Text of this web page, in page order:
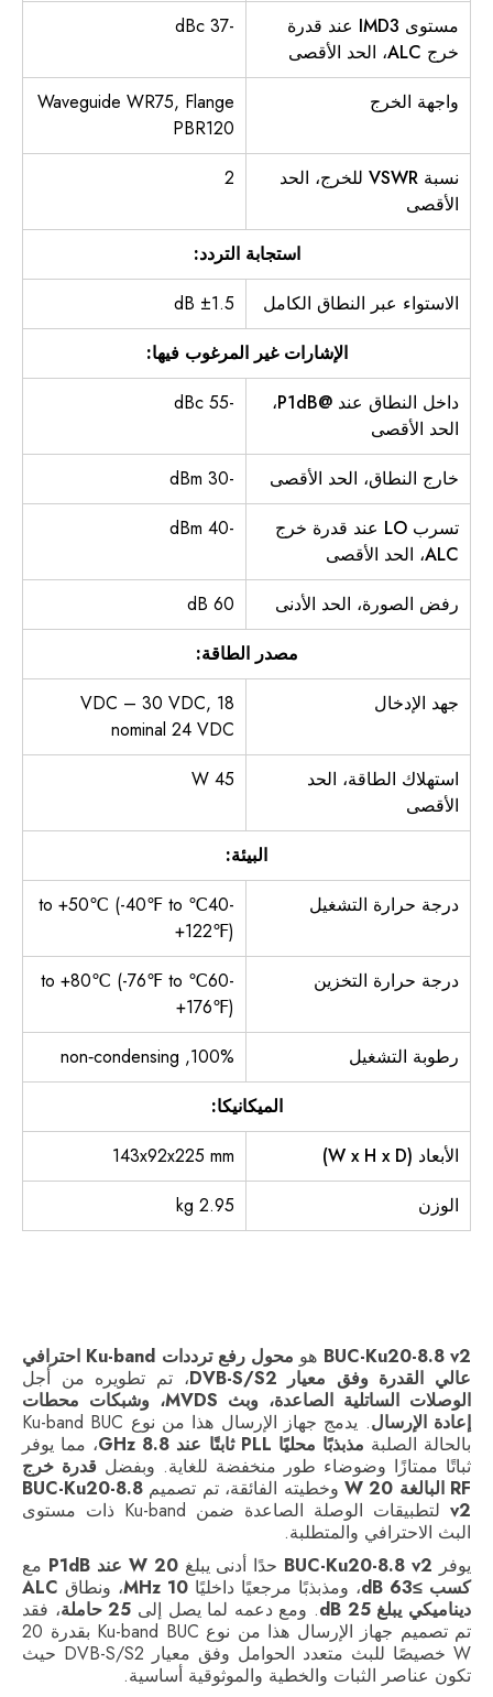
مستوى IMD3 عند قدرة
خرج ALC، الحد الأقصى
-37 dBc
واجهة الخرج
Waveguide WR75, Flange
PBR120
نسبة VSWR للخرج، الحد
الأقصى
2
استجابة التردد:
الاستواء عبر النطاق الكامل
±1.5 dB
الإشارات غير المرغوب فيها:
داخل النطاق عند @P1dB،
الحد الأقصى
-55 dBc
خارج النطاق، الحد الأقصى
-30 dBm
تسرب LO عند قدرة خرج
ALC، الحد الأقصى
-40 dBm
رفض الصورة، الحد الأدنى
60 dB
مصدر الطاقة:
جهد الإدخال
18 VDC – 30 VDC,
nominal 24 VDC
استهلاك الطاقة، الحد
الأقصى
45 W
البيئة:
درجة حرارة التشغيل
-40℃ to +50℃ (-40℉ to
+122℉)
درجة حرارة التخزين
-60℃ to +80℃ (-76℉ to
+176℉)
رطوبة التشغيل
100%, non‐condensing
الميكانيكا:
الأبعاد (W x H x D)
143x92x225 mm
الوزن
2.95 kg
BUC-Ku20-8.8 v2 هو
محول رفع ترددات Ku-band احترافي
عالي القدرة وفق معيار DVB-S/S2
، تم تطويره من أجل
الوصلات الساتلية الصاعدة، وبث MVDS، وشبكات محطات
إعادة الإرسال
. يدمج جهاز الإرسال هذا من نوع Ku-band BUC
بالحالة الصلبة مذبذبًا محليًا PLL ثابتًا عند 8.8 GHz
، مما يوفر
ثباتًا ممتازًا وضوضاء طور منخفضة للغاية. وبفضل قدرة خرج
RF البالغة 20 W
وخطيته الفائقة، تم تصميم BUC-Ku20-8.8
v2
لتطبيقات الوصلة الصاعدة ضمن Ku-band ذات مستوى
البث الاحترافي والمتطلبة.
يوفر BUC-Ku20-8.8 v2 حدًا أدنى يبلغ20 W عند P1dB
مع
كسب ≥63 dB
، ومذبذبًا مرجعيًا داخليًا 10 MHz ، ونطاق ALC
ديناميكي يبلغ 25 dB
. ومع دعمه لما يصل إلى 25 حاملة
، فقد
تم تصميم جهاز الإرسال هذا من نوع Ku-band BUC بقدرة 20
W خصيصًا للبث متعدد الحوامل وفق معيار DVB-S/S2 حيث
تكون عناصر الثبات والخطية والموثوقية أساسية.